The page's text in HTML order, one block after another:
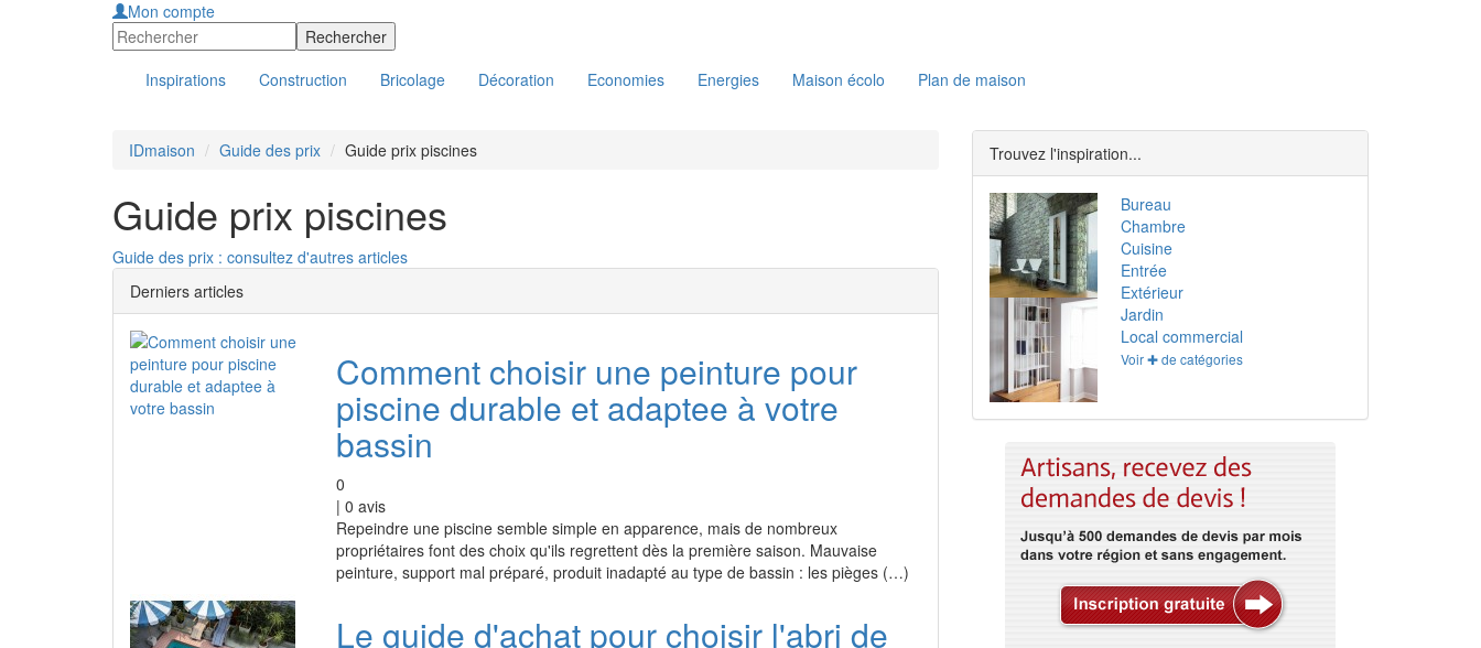
Mon compte
Inspirations Construction Bricolage Décoration Economies Energies Maison écolo Plan de maison
IDmaison Guide des prix Guide prix piscines
Guide prix piscines
Guide des prix : consultez d'autres articles
Derniers articles
Comment choisir une peinture pour
piscine durable et adaptee à votre
bassin
0
| 0 avis
Repeindre une piscine semble simple en apparence, mais de nombreux
propriétaires font des choix qu'ils regrettent dès la première saison. Mauvaise
peinture, support mal préparé, produit inadapté au type de bassin : les pièges (…)
Le guide d'achat pour choisir l'abri de
Trouvez l'inspiration...
Bureau
Chambre
Cuisine
Entrée
Extérieur
Jardin
Local commercial
Voir ✚ de catégories